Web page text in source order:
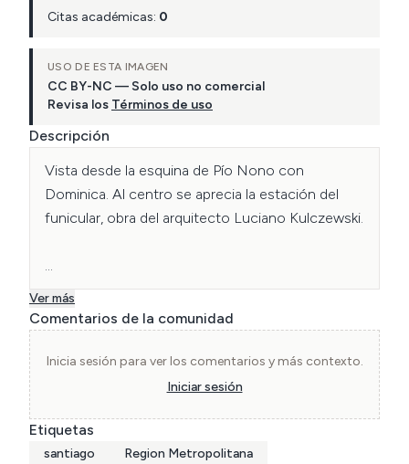
Citas académicas: 0
USO DE ESTA IMAGEN
CC BY-NC — Solo uso no comercial
Revisa los Términos de uso
Descripción
Vista desde la esquina de Pío Nono con
Dominica. Al centro se aprecia la estación del
funicular, obra del arquitecto Luciano Kulczewski.
Archivo CCHC
Ver más
Comentarios de la comunidad
Inicia sesión para ver los comentarios y más contexto.
Iniciar sesión
Etiquetas
santiago
Region Metropolitana